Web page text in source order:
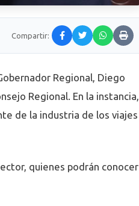
Compartir:
Regional, Diego
Regional. En la instancia,
de la industria de los viajes
quienes podrán conocer